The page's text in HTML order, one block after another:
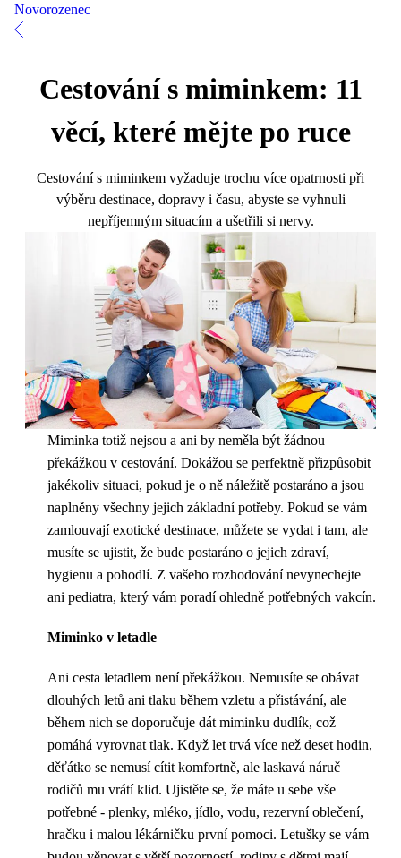
Novorozenec
Cestování s miminkem: 11
věcí, které mějte po ruce
Cestování s miminkem vyžaduje trochu více opatrnosti při
výběru destinace, dopravy i času, abyste se vyhnuli
nepříjemným situacím a ušetřili si nervy.
Miminka totiž nejsou a ani by neměla být žádnou
překážkou v cestování. Dokážou se perfektně přizpůsobit
jakékoliv situaci, pokud je o ně náležitě postaráno a jsou
naplněny všechny jejich základní potřeby. Pokud se vám
zamlouvají exotické destinace, můžete se vydat i tam, ale
musíte se ujistit, že bude postaráno o jejich zdraví,
hygienu a pohodlí. Z vašeho rozhodování nevynechejte
ani pediatra, který vám poradí ohledně potřebných vakcín.
Miminko v letadle
Ani cesta letadlem není překážkou. Nemusíte se obávat
dlouhých letů ani tlaku během vzletu a přistávání, ale
během nich se doporučuje dát miminku dudlík, což
pomáhá vyrovnat tlak. Když let trvá více než deset hodin,
děťátko se nemusí cítit komfortně, ale laskavá náruč
rodičů mu vrátí klid. Ujistěte se, že máte u sebe vše
potřebné - plenky, mléko, jídlo, vodu, rezervní oblečení,
hračku i malou lékárničku první pomoci. Letušky se vám